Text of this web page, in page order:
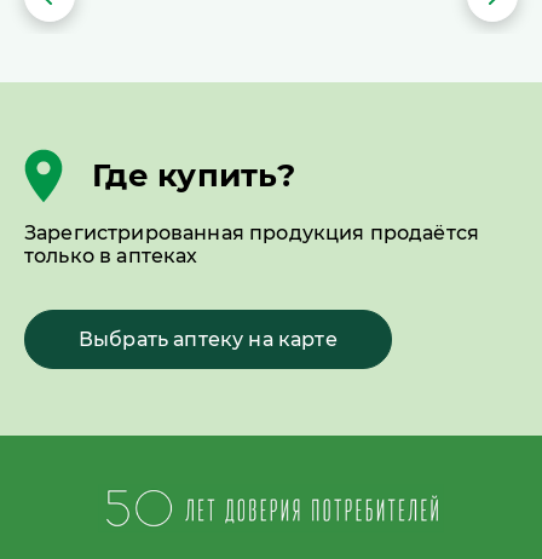
Где купить?
Зарегистрированная продукция продаётся
только в аптеках
Выбрать аптеку на карте